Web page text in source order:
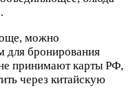
можно
для бронирования
принимают карты РФ,
через китайскую